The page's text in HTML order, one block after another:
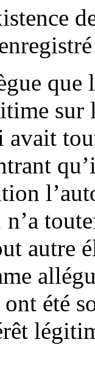
que
sur
avait
autre
été